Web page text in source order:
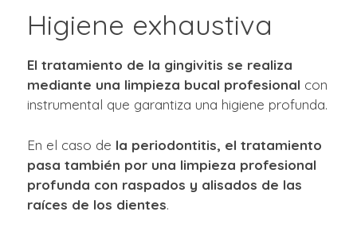
Higiene exhaustiva
El tratamiento de la gingivitis se realiza
mediante una limpieza bucal profesional con
instrumental que garantiza una higiene profunda.
En el caso de la periodontitis, el tratamiento
pasa también por una limpieza profesional
profunda con raspados y alisados de las
raíces de los dientes.